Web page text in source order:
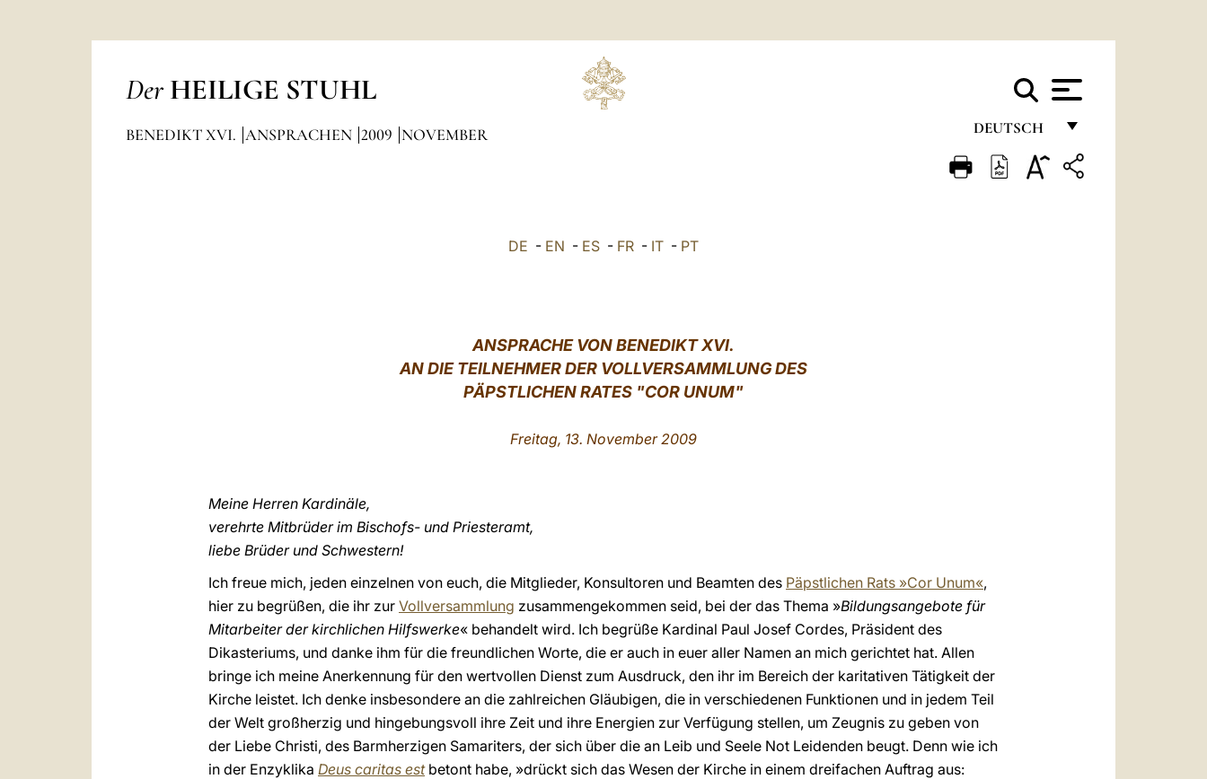
Der HEILIGE STUHL
DEUTSCH
FRANÇAIS
BENEDIKT XVI. ANSPRACHEN 2009 NOVEMBER
DE - EN - ES - FR - IT - PT
ANSPRACHE VON BENEDIKT XVI.
AN DIE TEILNEHMER DER VOLLVERSAMMLUNG DES
PÄPSTLICHEN RATES "COR UNUM"
Freitag, 13. November 2009
Meine Herren Kardinäle,
verehrte Mitbrüder im Bischofs- und Priesteramt,
liebe Brüder und Schwestern!
Ich freue mich, jeden einzelnen von euch, die Mitglieder, Konsultoren und Beamten des Päpstlichen Rats »Cor Unum«,
hier zu begrüßen, die ihr zur Vollversammlung zusammengekommen seid, bei der das Thema »Bildungsangebote für
Mitarbeiter der kirchlichen Hilfswerke« behandelt wird. Ich begrüße Kardinal Paul Josef Cordes, Präsident des
Dikasteriums, und danke ihm für die freundlichen Worte, die er auch in euer aller Namen an mich gerichtet hat. Allen
bringe ich meine Anerkennung für den wertvollen Dienst zum Ausdruck, den ihr im Bereich der karitativen Tätigkeit der
Kirche leistet. Ich denke insbesondere an die zahlreichen Gläubigen, die in verschiedenen Funktionen und in jedem Teil
der Welt großherzig und hingebungsvoll ihre Zeit und ihre Energien zur Verfügung stellen, um Zeugnis zu geben von
der Liebe Christi, des Barmherzigen Samariters, der sich über die an Leib und Seele Not Leidenden beugt. Denn wie ich
in der Enzyklika Deus caritas estbetont habe, »drückt sich das Wesen der Kirche in einem dreifachen Auftrag aus: